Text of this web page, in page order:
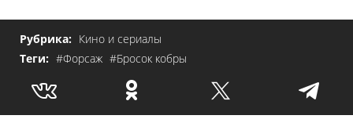
Рубрика: Кино и сериалы
Теги: #Форсаж #Бросок кобры